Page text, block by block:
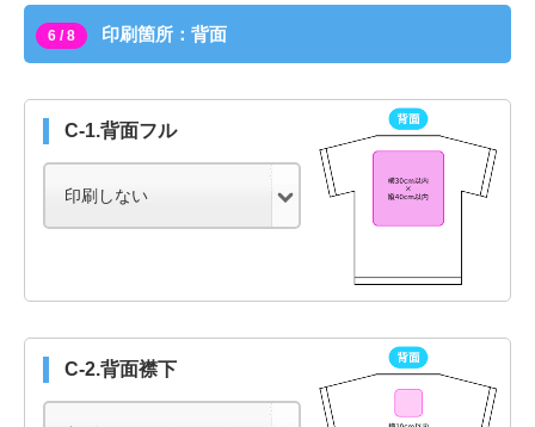
6 / 8 印刷箇所：背面
C-1.背面フル
C-2.背面襟下